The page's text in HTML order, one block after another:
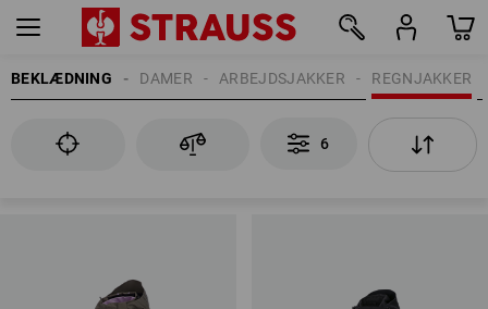
BEKLÆDNING REGNJAKKER
ARBEJDSJAKKER
DAMER
6